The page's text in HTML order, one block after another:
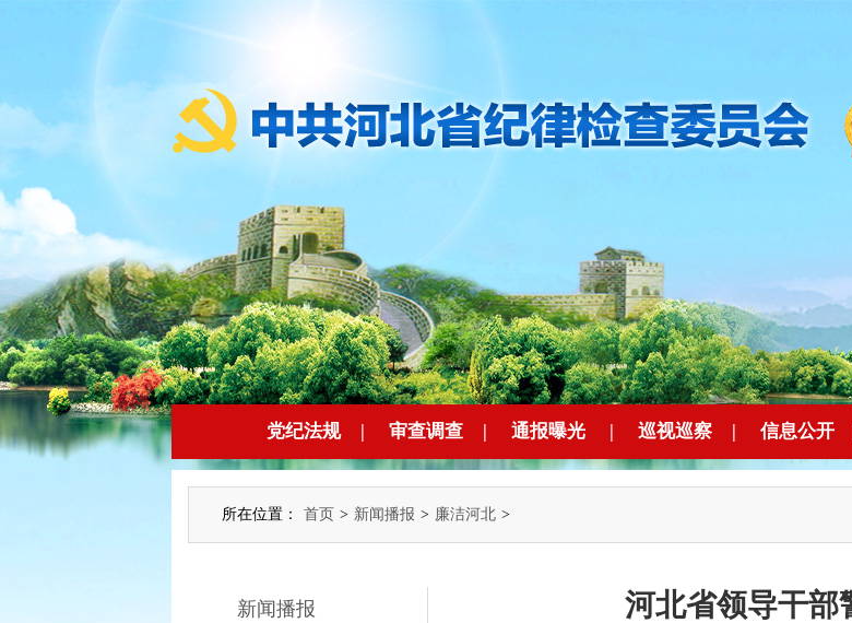
党纪法规 | 审查调查 | 通报曝光 | 巡视巡察 | 信息公开
所在位置： 首页 > 新闻播报 > 廉洁河北 >
新闻播报 河北省领导干部